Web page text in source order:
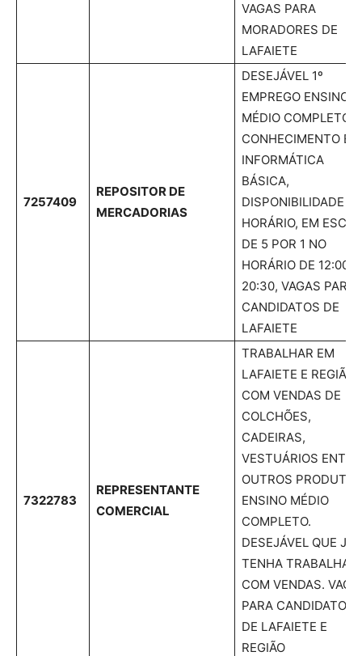
VAGAS PARA
MORADORES DE
LAFAIETE
7257409
REPOSITOR DE
MERCADORIAS
DESEJÁVEL 1º
EMPREGO ENSINO
MÉDIO COMPLETO,
CONHECIMENTO EM
INFORMÁTICA
BÁSICA,
DISPONIBILIDADE
HORÁRIO, EM
DE 5 POR 1 NO
HORÁRIO DE 12:00
20:30, VAGAS PARA
CANDIDATOS DE
LAFAIETE
7322783
REPRESENTANTE
COMERCIAL
TRABALHAR EM
LAFAIETE E REGIÃO
COM VENDAS DE
COLCHÕES,
CADEIRAS,
VESTUÁRIOS ENTRE
OUTROS
ENSINO MÉDIO
COMPLETO.
DESEJÁVEL QUE JÁ
TENHA
COM VENDAS.
PARA CANDIDATOS
DE LAFAIETE E
REGIÃO